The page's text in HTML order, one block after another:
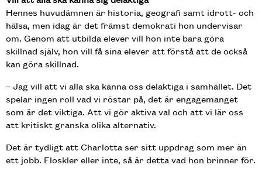
Hennes huvudämnen är historia, geografi samt idrott- och
hälsa, men idag är det främst demokrati hon undervisar
om. Genom att utbilda elever vill hon inte bara göra
skillnad själv, hon vill få sina elever att förstå att de också
kan göra skillnad.
– Jag vill att vi alla ska känna oss delaktiga i samhället. Det
spelar ingen roll vad vi röstar på, det är engagemanget
som är det viktiga. Att vi gör aktiva val och att vi lär oss
att kritiskt granska olika alternativ.
Det är tydligt att Charlotta ser sitt uppdrag som mer än
ett jobb. Floskler eller inte, så är detta vad hon brinner för.